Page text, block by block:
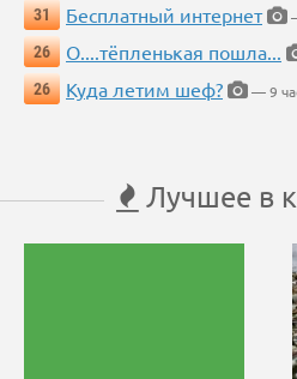
31
Бесплатный интернет
26
О....тёпленькая пошла...
26
Куда летим шеф? — 9
Лучшее в